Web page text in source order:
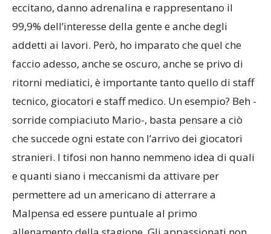
eccitano, danno adrenalina e rappresentano il
99,9% dell’interesse della gente e anche degli
addetti ai lavori. Però, ho imparato che quel che
faccio adesso, anche se oscuro, anche se privo di
ritorni mediatici, è importante tanto quello di staff
tecnico, giocatori e staff medico. Un esempio? Beh -
sorride compiaciuto Mario-, basta pensare a ciò
che succede ogni estate con l’arrivo dei giocatori
stranieri. I tifosi non hanno nemmeno idea di quali
e quanti siano i meccanismi da attivare per
permettere ad un americano di atterrare a
Malpensa ed essere puntuale al primo